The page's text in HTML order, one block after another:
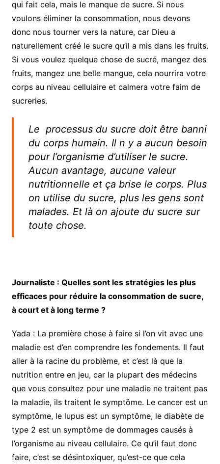
qui fait cela, mais le manque de sucre. Si nous
voulons éliminer la consommation, nous devons
donc nous tourner vers la nature, car Dieu a
naturellement créé le sucre qu’il a mis dans les fruits.
Si vous voulez quelque chose de sucré, mangez des
fruits, mangez une belle mangue, cela nourrira votre
corps au niveau cellulaire et calmera votre faim de
sucreries.
Le processus du sucre doit être banni
du corps humain. Il n y a aucun besoin
pour l’organisme d’utiliser le sucre.
Aucun avantage, aucune valeur
nutritionnelle et ça brise le corps. Plus
on utilise du sucre, plus les gens sont
malades. Et là on ajoute du sucre sur
toute chose.
Journaliste : Quelles sont les stratégies les plus
efficaces pour réduire la consommation de sucre,
à court et à long terme ?
Yada : La première chose à faire si l’on vit avec une
maladie est d’en comprendre les fondements. Il faut
aller à la racine du problème, et c’est là que la
nutrition entre en jeu, car la plupart des médecins
que vous consultez pour une maladie ne traitent pas
la maladie, ils traitent le symptôme. Le cancer est un
symptôme, le lupus est un symptôme, le diabète de
type 2 est un symptôme de dommages causés à
l’organisme au niveau cellulaire. Ce qu’il faut donc
faire, c’est se désintoxiquer, qu’est-ce que cela